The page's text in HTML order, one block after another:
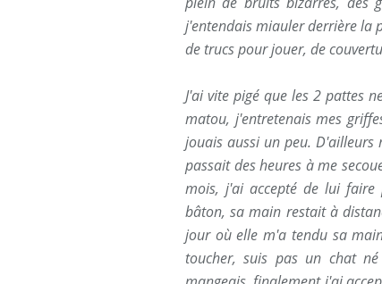
j'entendais miauler derrière la
de trucs pour jouer, de
J'ai vite pigé que les 2 pattes
matou, j'entretenais mes
jouais aussi un peu.
passait des heures à me
mois, j'ai accepté de lui
bâton, sa main restait à
jour où elle m'a tendu sa
toucher, suis pas un chat